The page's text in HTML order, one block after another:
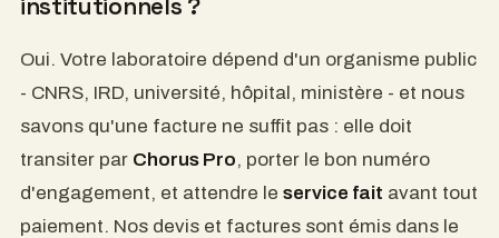
institutionnels ?
Oui. Votre laboratoire dépend d'un organisme public
- CNRS, IRD, université, hôpital, ministère - et nous
savons qu'une facture ne suffit pas : elle doit
transiter par Chorus Pro, porter le bon numéro
d'engagement, et attendre le service fait avant tout
paiement. Nos devis et factures sont émis dans le